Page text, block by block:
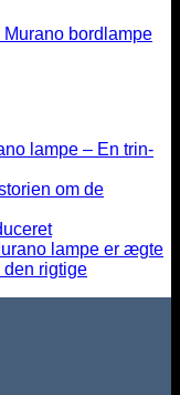
bordlampe
lampe – En trin-
om de
lampe er ægte
rigtige